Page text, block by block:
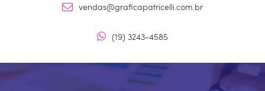
vendas@graficapatricelli.com.br
(19) 3243-4585
Portfólio
Orçamento